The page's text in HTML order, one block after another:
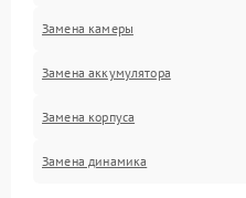
Замена камеры
Замена аккумулятора
Замена корпуса
Замена динамика